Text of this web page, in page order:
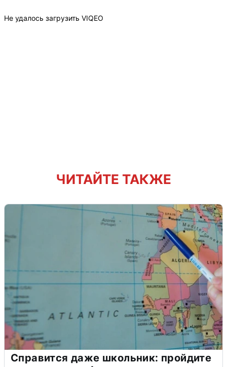
Не удалось загрузить VIQEO
ЧИТАЙТЕ ТАКЖЕ
Справится даже школьник: пройдите